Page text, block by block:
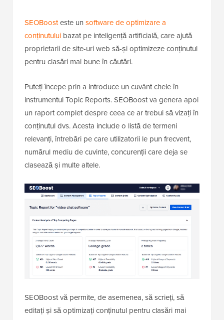
SEOBoosteste un software de optimizare a
conținutului bazat pe inteligență artificială, care ajută
proprietarii de site-uri web să-și optimizeze conținutul
pentru clasări mai bune în căutări.
Puteți începe prin a introduce un cuvânt cheie în
instrumentul Topic Reports. SEOBoost va genera apoi
un raport complet despre ceea ce ar trebui să vizați în
conținutul dvs. Acesta include o listă de termeni
relevanți, întrebări pe care utilizatorii le pun frecvent,
numărul mediu de cuvinte, concurenții care deja se
clasează și multe altele.
SEOBoost vă permite, de asemenea, să scrieți, să
editați și să optimizați conținutul pentru clasări mai